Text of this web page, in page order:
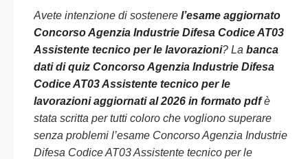
Avete intenzione di sostenere l’esame aggiornato
Concorso Agenzia Industrie Difesa Codice AT03
Assistente tecnico per le lavorazioni? La banca
dati di quiz Concorso Agenzia Industrie Difesa
Codice AT03 Assistente tecnico per le
lavorazioni aggiornati al 2026 in formato pdfè
stata scritta per tutti coloro che vogliono superare
senza problemi l’esame Concorso Agenzia Industrie
Difesa Codice AT03 Assistente tecnico per le